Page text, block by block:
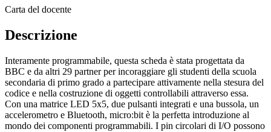
Carta del docente
Descrizione
Interamente programmabile, questa scheda è stata progettata da
BBC e da altri 29 partner per incoraggiare gli studenti della scuola
secondaria di primo grado a partecipare attivamente nella stesura del
codice e nella costruzione di oggetti controllabili attraverso essa.
Con una matrice LED 5x5, due pulsanti integrati e una bussola, un
accelerometro e Bluetooth, micro:bit è la perfetta introduzione al
mondo dei componenti programmabili. I pin circolari di I/O possono